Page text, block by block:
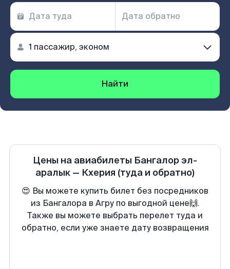
Найти
Цены на авиабилеты Бангалор эл-
аралык — Кхерия (туда и обратно)
😍 Вы можете купить билет без посредников
из Бангалора в Агру по выгодной цене🙌.
Также вы можете выбрать перелет туда и
обратно, если уже знаете дату возвращения